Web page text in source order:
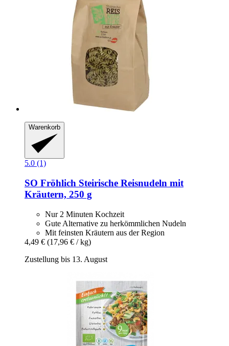
Warenkorb
5.0 (1)
SO Fröhlich Steirische Reisnudeln mit
Kräutern, 250 g
Nur 2 Minuten Kochzeit
Gute Alternative zu herkömmlichen Nudeln
Mit feinsten Kräutern aus der Region
4,49 € (17,96 € / kg)
Zustellung bis 13. August